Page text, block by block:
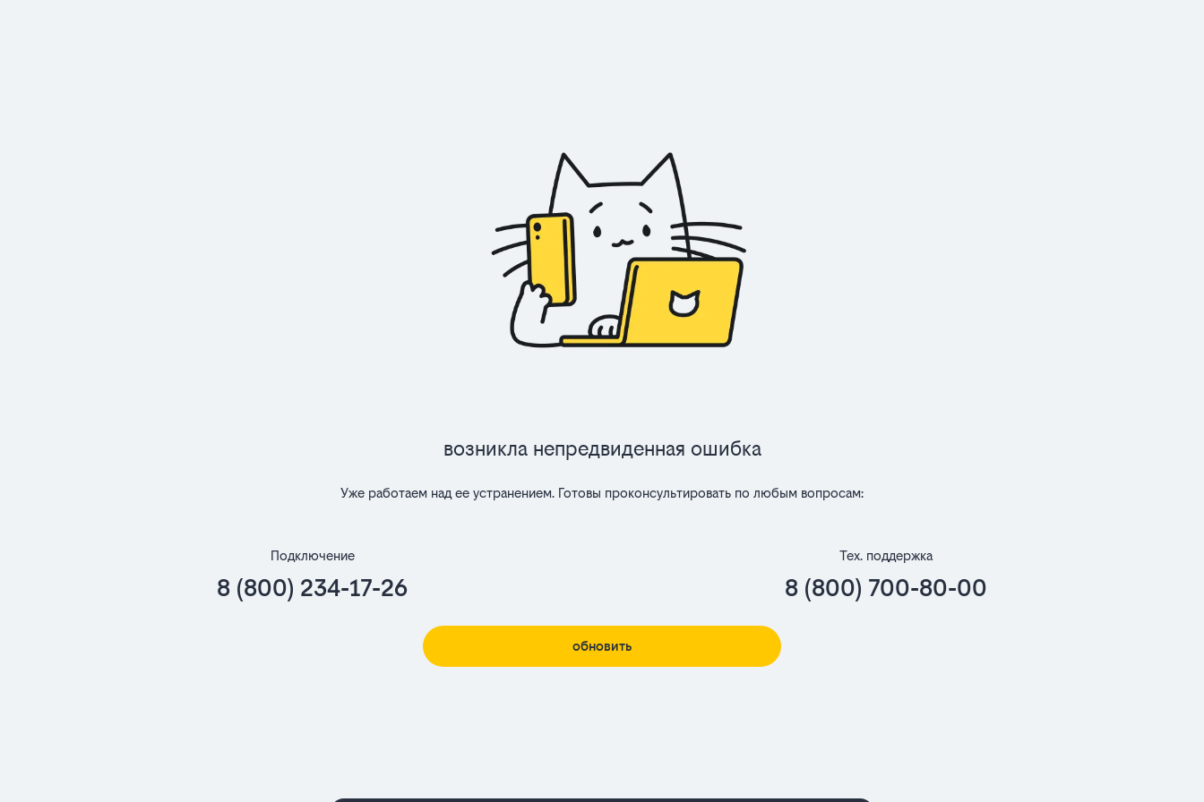
Возникла непредвиденная ошибка
Уже работаем над ее устранением. Готовы проконсультировать по любым вопросам:
Подключение
8 (800) 234-17-26
Тех. поддержка
8 (800) 700-80-00
обновить